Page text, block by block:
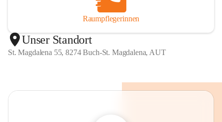
Raumpflegerinnen
Unser Standort
St. Magdalena 55, 8274 Buch-St. Magdalena, AUT